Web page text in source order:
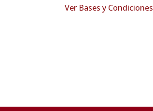
Ver Bases y Condiciones